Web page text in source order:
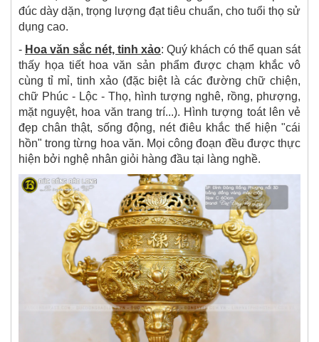
đúc dày dặn, trọng lượng đạt tiêu chuẩn, cho tuổi thọ sử
dụng cao.
- Hoa văn sắc nét, tinh xảo: Quý khách có thể quan sát
thấy họa tiết hoa văn sản phẩm được chạm khắc vô
cùng tỉ mỉ, tinh xảo (đặc biệt là các đường chữ chiện,
chữ Phúc - Lộc - Thọ, hình tượng nghê, rồng, phượng,
mặt nguyệt, hoa văn trang trí...). Hình tượng toát lên vẻ
đẹp chân thật, sống động, nét điêu khắc thể hiện "cái
hồn" trong từng hoa văn. Mọi công đoạn đều được thực
hiện bởi nghệ nhân giỏi hàng đầu tại làng nghề.